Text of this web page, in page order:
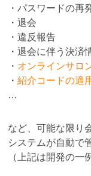
・パスワードの再
・退会
・違反報告
・退会に伴う決済
・ オンラインサロ
・ 紹介コードの適
…
など、可能な限り
システムが自動で
（上記は開発の一